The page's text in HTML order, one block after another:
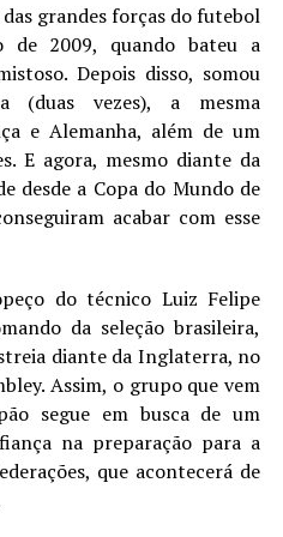
grandes forças do futebol
de 2009, quando bateu a
Depois disso, somou
(duas vezes), a mesma
e Alemanha, além de um
E agora, mesmo diante da
desde a Copa do Mundo de
acabar com esse
do técnico Luiz Felipe
da seleção brasileira,
diante da Inglaterra, no
Assim, o grupo que vem
segue em busca de um
na preparação para a
que acontecerá de